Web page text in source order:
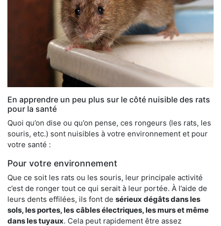
En apprendre un peu plus sur le côté nuisible des rats
pour la santé
Quoi qu’on dise ou qu’on pense, ces rongeurs (les rats, les
souris, etc.) sont nuisibles à votre environnement et pour
votre santé :
Pour votre environnement
Que ce soit les rats ou les souris, leur principale activité
c’est de ronger tout ce qui serait à leur portée. À l’aide de
leurs dents effilées, ils font de sérieux dégâts dans les
sols, les portes, les câbles électriques, les murs et même
dans les tuyaux. Cela peut rapidement être assez